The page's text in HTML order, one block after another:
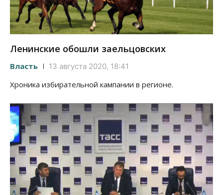
Ленинские обошли заельцовских
Власть 13 августа 2020, 18:41
Хроника избирательной кампании в регионе.